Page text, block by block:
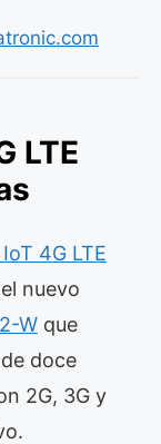
LTE
4G LTE
nuevo
W que
doce
2G, 3G y